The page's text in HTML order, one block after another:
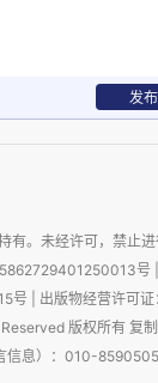
也不乏一些精
没有特点”。
当然，电影
发布
。未经许可，禁止
号
号
出版物经营许可
版权所有 复
信息）：010-